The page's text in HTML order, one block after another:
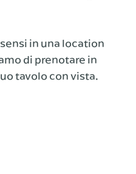
in una location
di prenotare in
tavolo con vista.